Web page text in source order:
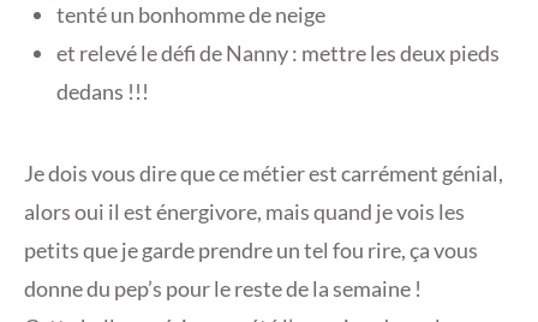
tenté un bonhomme de neige
et relevé le défi de Nanny : mettre les deux pieds
dedans !!!
Je dois vous dire que ce métier est carrément génial,
alors oui il est énergivore, mais quand je vois les
petits que je garde prendre un tel fou rire, ça vous
donne du pep’s pour le reste de la semaine !